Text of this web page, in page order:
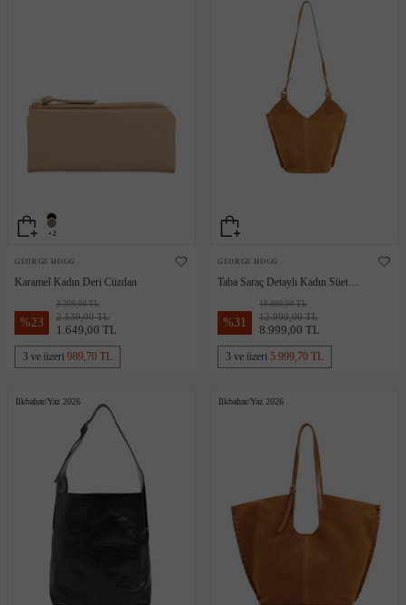
+2
GEORGE HOGG
Karamel Kadın Deri Cüzdan
%23
3.299,00 TL
2.139,00 TL
1.649,00 TL
3 ve üzeri 989,70 TL
GEORGE HOGG
Taba Saraç Detaylı Kadın Süet
%31
19.999,00 TL
12.999,00 TL
8.999,00 TL
3 ve üzeri 5.999,70 TL
İlkbahar/Yaz 2026 İlkbahar/Yaz 2026